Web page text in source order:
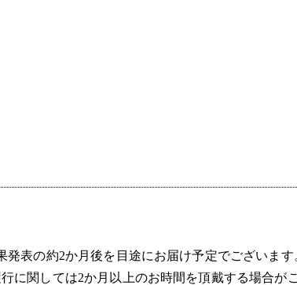
表の約2か月後を目途にお届け予定でございます
に関しては2か月以上のお時間を頂戴する場合が